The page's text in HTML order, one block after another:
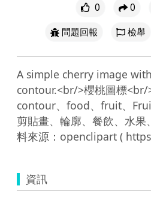
0 0
問題回報
檢舉
A simple cherry image
contour.<br/>櫻桃圖標<br/
contour、food、fruit、
剪貼畫、輪廓、餐飲、水
資訊